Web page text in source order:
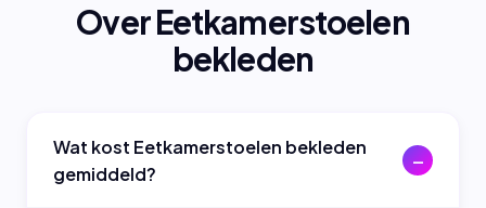
Over Eetkamerstoelen
bekleden
Wat kost Eetkamerstoelen bekleden
gemiddeld?